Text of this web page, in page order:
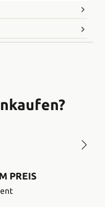
PREIS